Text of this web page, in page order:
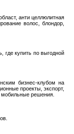
анти целлюлитная
волос, блондор,
где купить по выгодной
бизнес-клубом на
проекты, экспорт,
мобильные решения.